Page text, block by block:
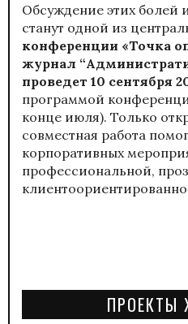
Обсуждение этих болей
станут одной из
конференции «Точка
журнал
проведет 10 сентября
программой
конце июля). Только
совместная работа
корпоративных
профессиональной,
ПРОЕКТЫ